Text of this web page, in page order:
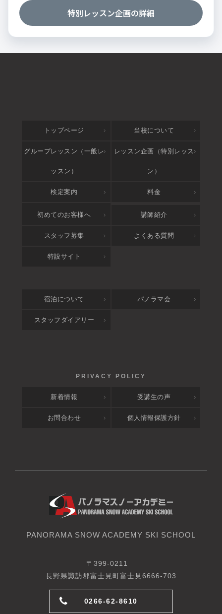
特別レッスン企画の詳細
トップページ 当校について
グループレッスン（一般レ
ッスン）
レッスン企画（特別レッス
ン）
検定案内 料金
アクセス
初めてのお客様へ 講師紹介
スタッフ募集 よくある質問
特設サイト
宿泊について パノラマ会
スタッフダイアリー
新着情報 受講生の声
お問合わせ 個人情報保護方針
PANORAMA SNOW ACADEMY SKI SCHOOL
〒399-0211
長野県諏訪郡富士見町富士見6666-703
0266-62-8610